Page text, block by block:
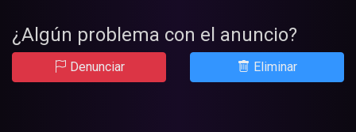
¿Algún problema con el anuncio?
Denunciar Eliminar